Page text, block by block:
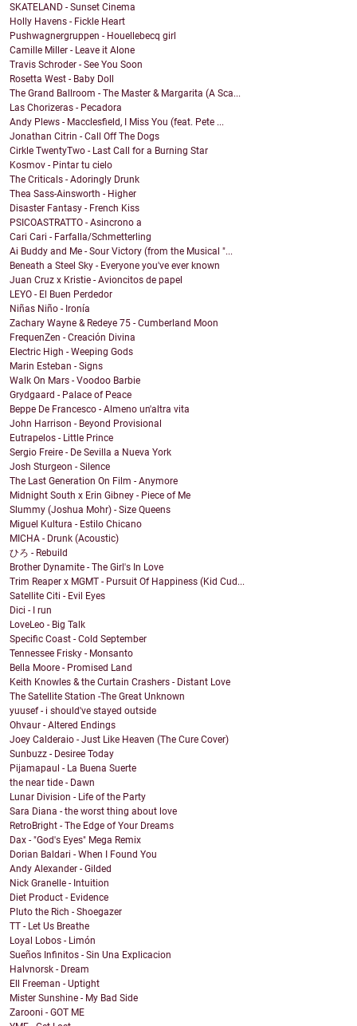
SKATELAND - Sunset Cinema
Holly Havens - Fickle Heart
Pushwagnergruppen - Houellebecq girl
Camille Miller - Leave it Alone
Travis Schroder - See You Soon
Rosetta West - Baby Doll
The Grand Ballroom - The Master & Margarita (A Sca...
Las Chorizeras - Pecadora
Andy Plews - Macclesfield, I Miss You (feat. Pete ...
Jonathan Citrin - Call Off The Dogs
Cirkle TwentyTwo - Last Call for a Burning Star
Kosmov - Pintar tu cielo
The Criticals - Adoringly Drunk
Thea Sass-Ainsworth - Higher
Disaster Fantasy - French Kiss
PSICOASTRATTO - Asincrono a
Cari Cari - Farfalla/Schmetterling
Ai Buddy and Me - Sour Victory (from the Musical "...
Beneath a Steel Sky - Everyone you've ever known
Juan Cruz x Kristie - Avioncitos de papel
LEYO - El Buen Perdedor
Niñas Niño - Ironía
Zachary Wayne & Redeye 75 - Cumberland Moon
FrequenZen - Creación Divina
Electric High - Weeping Gods
Marin Esteban - Signs
Walk On Mars - Voodoo Barbie
Grydgaard - Palace of Peace
Beppe De Francesco - Almeno un'altra vita
John Harrison - Beyond Provisional
Eutrapelos - Little Prince
Sergio Freire - De Sevilla a Nueva York
Josh Sturgeon - Silence
The Last Generation On Film - Anymore
Midnight South x Erin Gibney - Piece of Me
Slummy (Joshua Mohr) - Size Queens
Miguel Kultura - Estilo Chicano
MICHA - Drunk (Acoustic)
ひろ - Rebuild
Brother Dynamite - The Girl's In Love
Trim Reaper x MGMT - Pursuit Of Happiness (Kid Cud...
Satellite Citi - Evil Eyes
Dici - I run
LoveLeo - Big Talk
Specific Coast - Cold September
Tennessee Frisky - Monsanto
Bella Moore - Promised Land
Keith Knowles & the Curtain Crashers - Distant Love
The Satellite Station -The Great Unknown
yuusef - i should've stayed outside
Ohvaur - Altered Endings
Joey Calderaio - Just Like Heaven (The Cure Cover)
Sunbuzz - Desiree Today
Pijamapaul - La Buena Suerte
the near tide - Dawn
Lunar Division - Life of the Party
Sara Diana - the worst thing about love
RetroBright - The Edge of Your Dreams
Dax - "God's Eyes" Mega Remix
Dorian Baldari - When I Found You
Andy Alexander - Gilded
Nick Granelle - Intuition
Diet Product - Evidence
Pluto the Rich - Shoegazer
TT - Let Us Breathe
Loyal Lobos - Limón
Sueños Infinitos - Sin Una Explicacion
Halvnorsk - Dream
Ell Freeman - Uptight
Mister Sunshine - My Bad Side
Zarooni - GOT ME